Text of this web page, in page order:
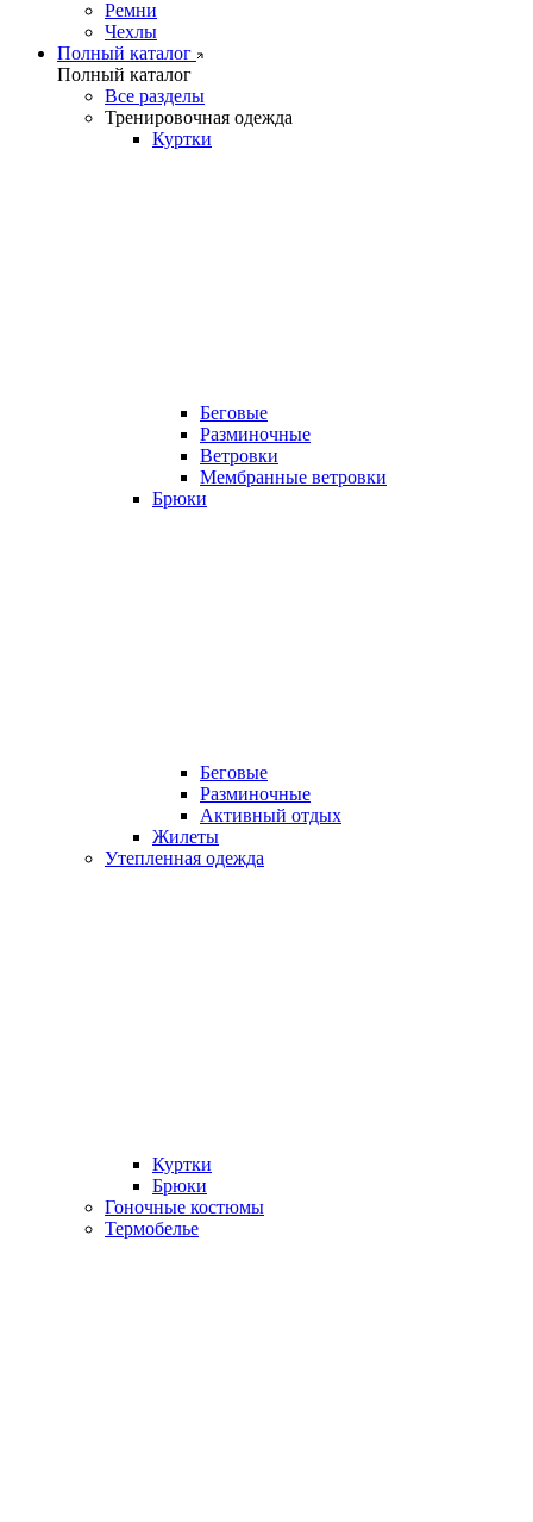
Ремни
Чехлы
Полный каталог
Полный каталог
Все разделы
Тренировочная одежда
Куртки
Беговые
Разминочные
Ветровки
Мембранные ветровки
Брюки
Беговые
Разминочные
Активный отдых
Жилеты
Утепленная одежда
Куртки
Брюки
Гоночные костюмы
Термобелье